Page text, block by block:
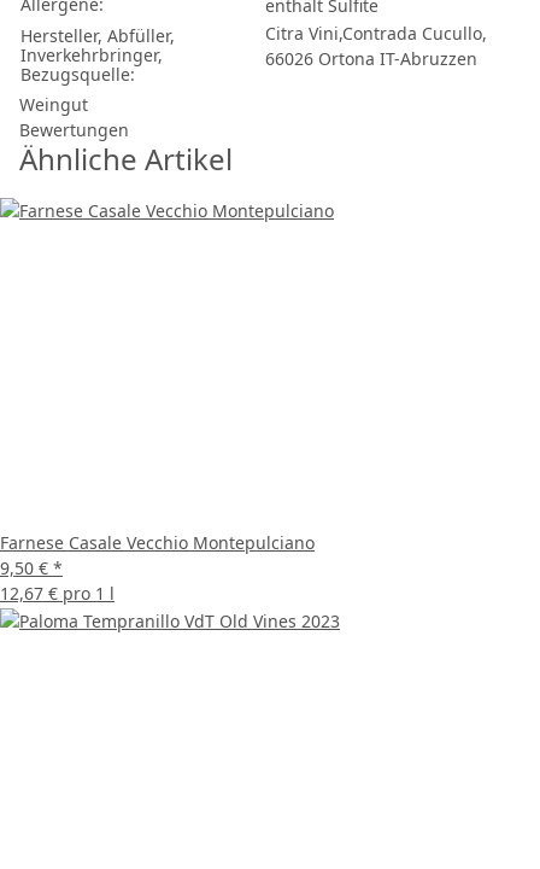
enthält Sulfite
Hersteller, Abfüller,
Inverkehrbringer,
Bezugsquelle:
Citra Vini,Contrada Cucullo,
66026 Ortona IT-Abruzzen
Weingut
Bewertungen
Ähnliche Artikel
Farnese Casale Vecchio Montepulciano
9,50 € *
12,67 € pro 1 l